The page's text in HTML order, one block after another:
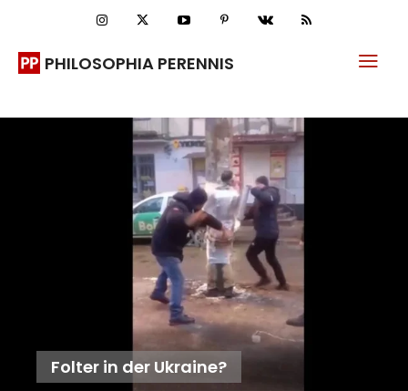
PHILOSOPHIA PERENNIS
Folter in der Ukraine?